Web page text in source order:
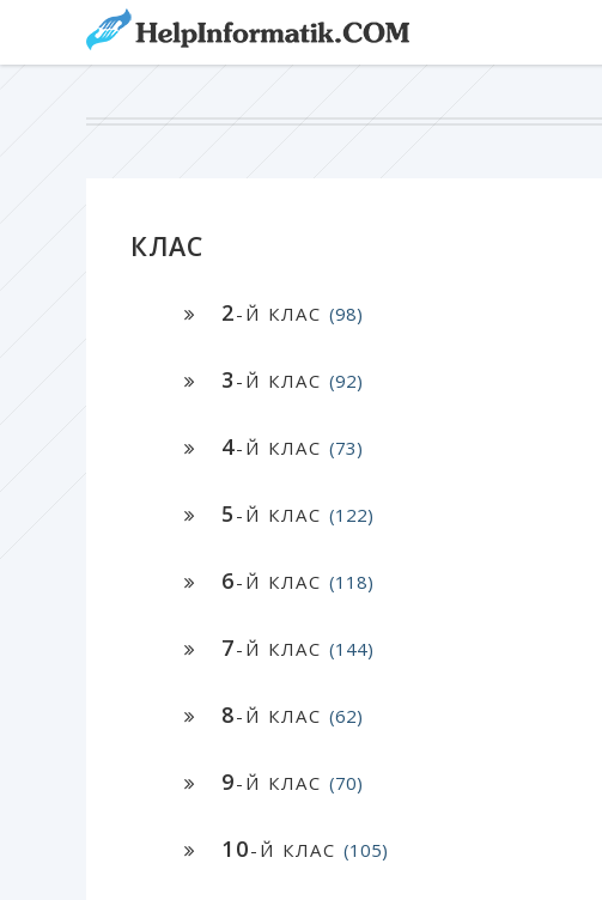
КЛАС
2-Й КЛАС (98)
3 -Й КЛАС (92)
4-Й КЛАС (73)
5 -Й КЛАС (122)
6-Й КЛАС (118)
7-Й КЛАС (144)
8-Й КЛАС (62)
9-Й КЛАС (70)
10-Й КЛАС (105)